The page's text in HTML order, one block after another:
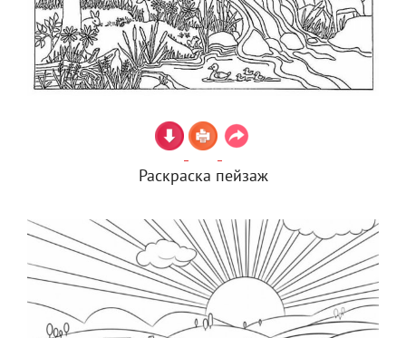
Раскраска пейзаж